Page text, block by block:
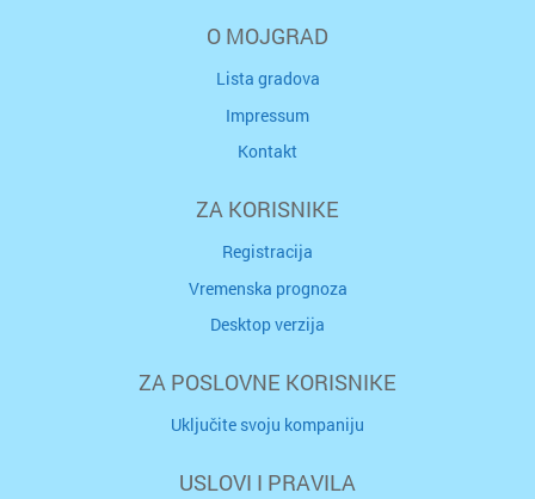
O MOJGRAD
Lista gradova
Impressum
Kontakt
ZA KORISNIKE
Registracija
Vremenska prognoza
Desktop verzija
ZA POSLOVNE KORISNIKE
Uključite svoju kompaniju
USLOVI I PRAVILA